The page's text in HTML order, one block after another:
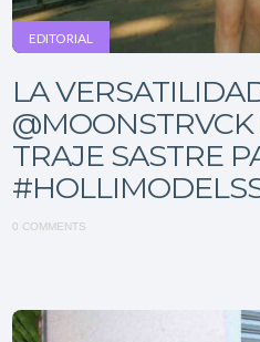
EDITORIAL
LA
TRAJE SASTRE
0 COMMENTS